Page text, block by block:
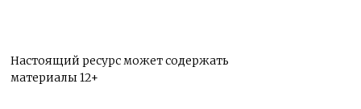
Настоящий ресурс может содержать
материалы 12+